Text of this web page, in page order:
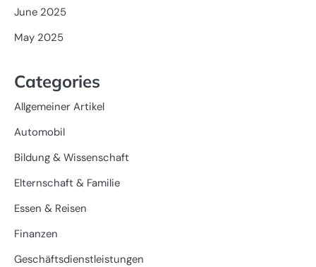
June 2025
May 2025
Categories
Allgemeiner Artikel
Automobil
Bildung & Wissenschaft
Elternschaft & Familie
Essen & Reisen
Finanzen
Geschäftsdienstleistungen